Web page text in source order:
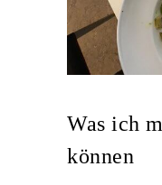
Was ich
können